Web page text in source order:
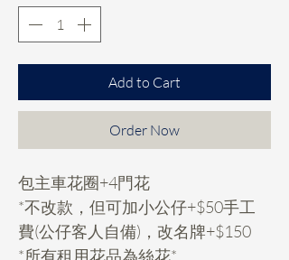
Add to Cart
Order Now
包主車花圈+4門花
*不改款，但可加小公仔+$50手工
費(公仔客人自備)，改名牌+$150
*所有租用花品為絲花*